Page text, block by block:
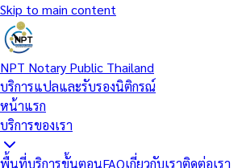
Skip to main content
NPT Notary Public Thailand
บริการแปลและรับรองนิติกรณ์
หน้าแรก
บริการของเรา
พื้นที่บริการขั้นตอนFAQเกี่ยวกับเราติดต่อเรา